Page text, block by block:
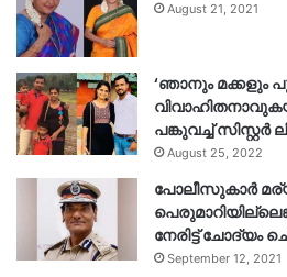
August 21, 2021
‘ഞാനും മക്കളും
പങ്കുവച്ച് സിസ്റ്റർ
August 25, 2022
പോലീസുകാര്‍
നേരിട്ട് ചോദ്യം
September 12, 2021